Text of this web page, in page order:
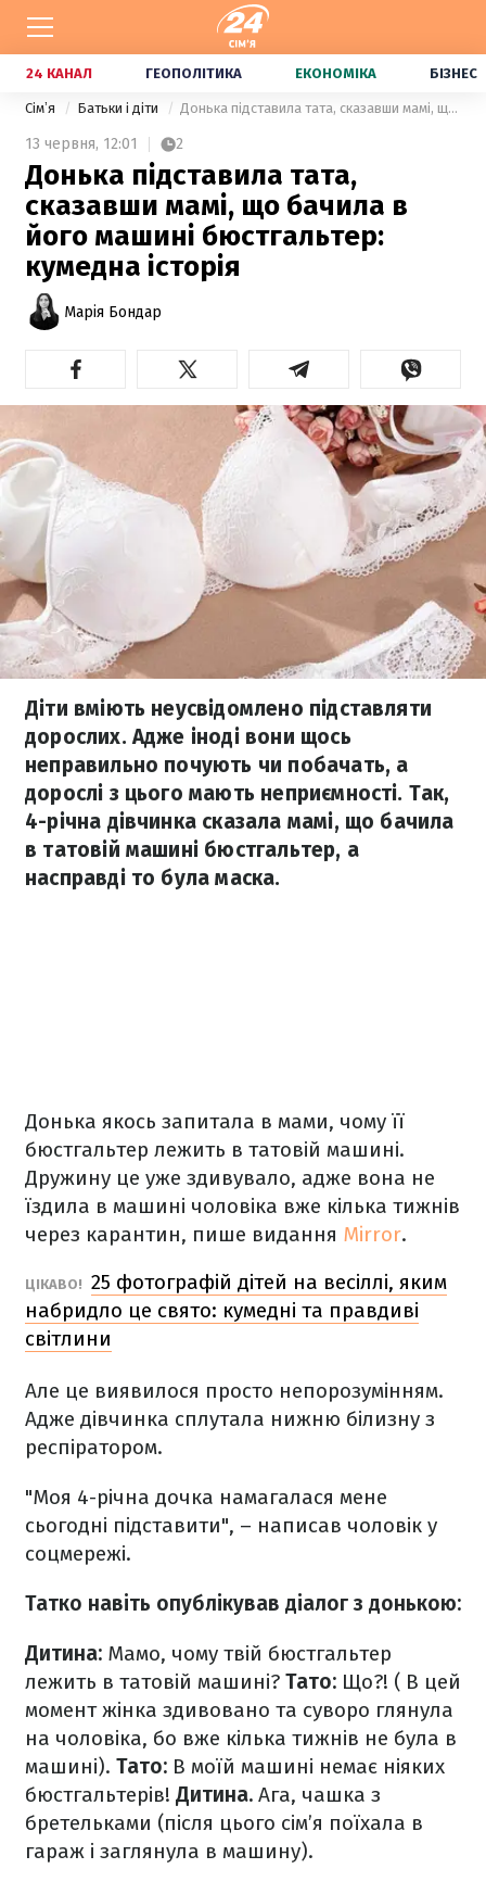
24 КАНАЛ ГЕОПОЛІТИКА ЕКОНОМІКА БІЗНЕС
Сімʼя Батьки і діти Донька підставила тата, сказавши мамі, що бачила в його машині бюстгальтер: кумедна історія
13 червня, 12:01 2
Донька підставила тата,
сказавши мамі, що бачила в
його машині бюстгальтер:
кумедна історія
Марія Бондар
Діти вміють неусвідомлено підставляти
дорослих. Адже іноді вони щось
неправильно почують чи побачать, а
дорослі з цього мають неприємності. Так,
4-річна дівчинка сказала мамі, що бачила
в татовій машині бюстгальтер, а
насправді то була маска.
Донька якось запитала в мами, чому її
бюстгальтер лежить в татовій машині.
Дружину це уже здивувало, адже вона не
їздила в машині чоловіка вже кілька тижнів
через карантин, пише видання Mirror.
ЦІКАВО! 25 фотографій дітей на весіллі, яким
набридло це свято: кумедні та правдиві
світлини
Але це виявилося просто непорозумінням.
Адже дівчинка сплутала нижню білизну з
респіратором.
"Моя 4-річна дочка намагалася мене
сьогодні підставити", – написав чоловік у
соцмережі.
Татко навіть опублікував діалог з донькою:
Дитина: Мамо, чому твій бюстгальтер
лежить в татовій машині? Тато: Що?! ( В цей
момент жінка здивовано та суворо глянула
на чоловіка, бо вже кілька тижнів не була в
машині). Тато: В моїй машині немає ніяких
бюстгальтерів! Дитина. Ага, чашка з
бретельками (після цього сім’я поїхала в
гараж і заглянула в машину).